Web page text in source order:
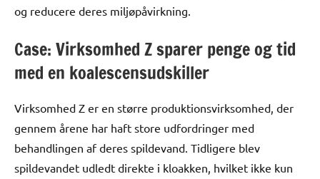
og reducere deres miljøpåvirkning.
Case: Virksomhed Z sparer penge og tid
med en koalescensudskiller
Virksomhed Z er en større produktionsvirksomhed, der
gennem årene har haft store udfordringer med
behandlingen af deres spildevand. Tidligere blev
spildevandet udledt direkte i kloakken, hvilket ikke kun